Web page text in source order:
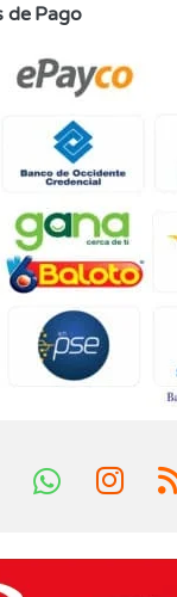
de Pago